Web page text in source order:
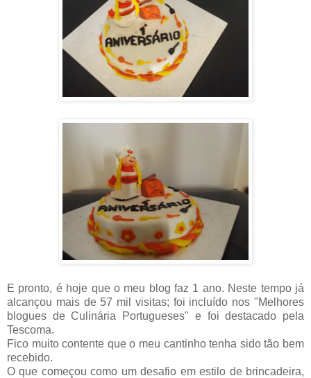
E pronto, é hoje que o meu blog faz 1 ano. Neste tempo já
alcançou mais de 57 mil visitas; foi incluído nos "Melhores
blogues de Culinária Portugueses" e foi destacado pela
Tescoma.
Fico muito contente que o meu cantinho tenha sido tão bem
recebido.
O que começou como um desafio em estilo de brincadeira,